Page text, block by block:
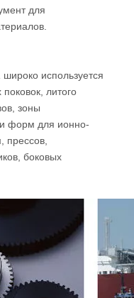
для
используется
литого
зоны
форм для ионно-
прессов,
боковых